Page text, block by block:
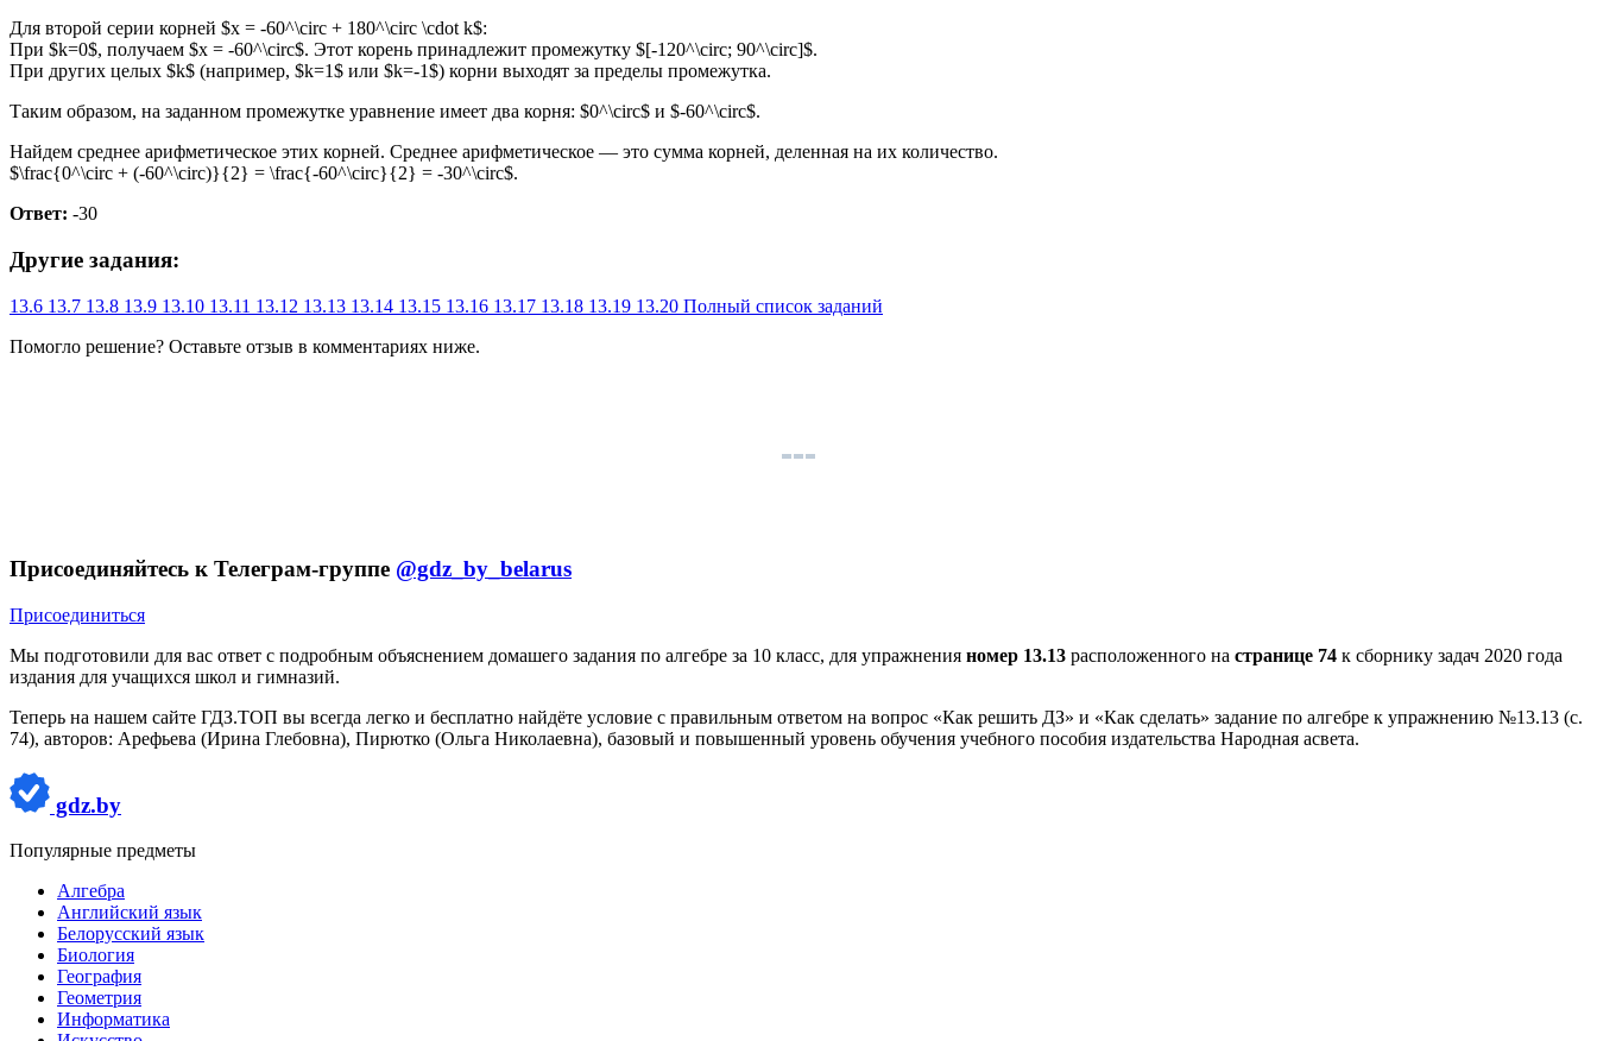
Для второй серии корней $x = -60^\circ + 180^\circ \cdot k$:
При $k=0$, получаем $x = -60^\circ$. Этот корень принадлежит промежутку $[-120^\circ; 90^\circ]$.
При других целых $k$ (например, $k=1$ или $k=-1$) корни выходят за пределы промежутка.
Таким образом, на заданном промежутке уравнение имеет два корня: $0^\circ$ и $-60^\circ$.
Найдем среднее арифметическое этих корней. Среднее арифметическое — это сумма корней, деленная на их количество.
$\frac{0^\circ + (-60^\circ)}{2} = \frac{-60^\circ}{2} = -30^\circ$.
Ответ: -30
Другие задания:
13.6 13.7 13.8 13.9 13.10 13.11 13.12 13.13 13.14 13.15 13.16 13.17 13.18 13.19 13.20 Полный список заданий
Помогло решение? Оставьте отзыв в комментариях ниже.
Присоединяйтесь к Телеграм-группе @gdz_by_belarus
Присоединиться
Мы подготовили для вас ответ c подробным объяснением домашего задания по алгебре за 10 класс, для упражнения номер 13.13 расположенного на странице 74 к сборнику задач 2020 года
издания для учащихся школ и гимназий.
Теперь на нашем сайте ГДЗ.ТОП вы всегда легко и бесплатно найдёте условие с правильным ответом на вопрос «Как решить ДЗ» и «Как сделать» задание по алгебре к упражнению №13.13 (с.
74), авторов: Арефьева (Ирина Глебовна), Пирютко (Ольга Николаевна), базовый и повышенный уровень обучения учебного пособия издательства Народная асвета.
gdz.by
Популярные предметы
Алгебра
Английский язык
Белорусский язык
Биология
География
Геометрия
Информатика